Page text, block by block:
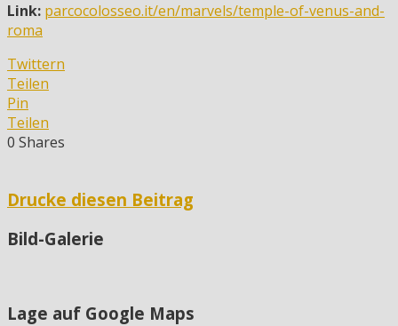
Link: parcocolosseo.it/en/marvels/temple-of-venus-and-
roma
Twittern
Teilen
Pin
Teilen
0 Shares
Drucke diesen Beitrag
Bild-Galerie
Lage auf Google Maps